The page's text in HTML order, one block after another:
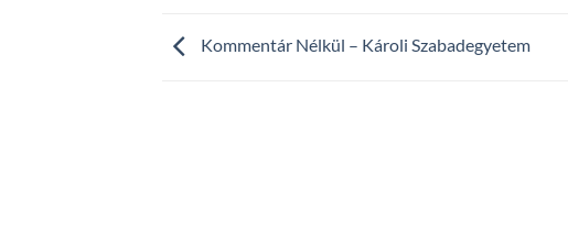
Kommentár Nélkül – Károli Szabadegyetem